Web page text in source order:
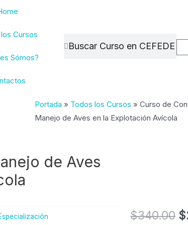
Cursos
Sómos?
Portada » Todos los Cursos » Curso de
Manejo de Aves en la Explotación Avícola
de Aves
$340.00 El
$